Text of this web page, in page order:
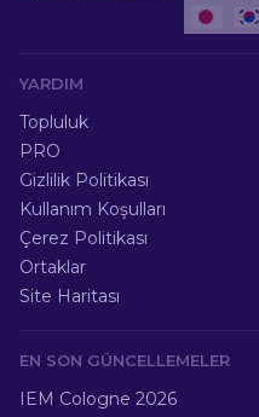
YARDIM
Topluluk
PRO
Gizlilik Politikası
Kullanım Koşulları
Çerez Politikası
Ortaklar
Site Haritası
EN SON GÜNCELLEMELER
IEM Cologne 2026